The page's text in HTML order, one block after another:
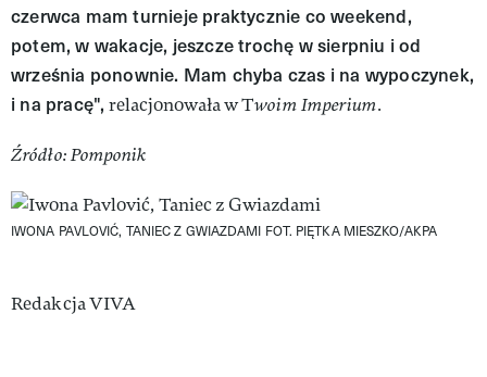
czerwca mam turnieje praktycznie co weekend,
potem, w wakacje, jeszcze trochę w sierpniu i od
września ponownie. Mam chyba czas i na wypoczynek,
i na pracę", relacjonowała w Twoim Imperium.
Źródło: Pomponik
IWONA PAVLOVIĆ, TANIEC Z GWIAZDAMI FOT. PIĘTKA MIESZKO/AKPA
Authors
Redakcja VIVA